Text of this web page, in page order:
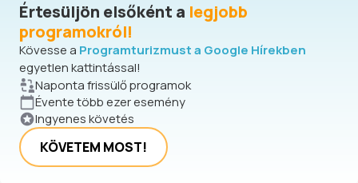
Értesüljön elsőként a legjobb
programokról!
Kövesse a Programturizmust a Google Hírekben
egyetlen kattintással!
Naponta frissülő programok
Évente több ezer esemény
Ingyenes követés
KÖVETEM MOST!